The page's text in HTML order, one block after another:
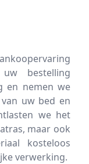
bestelling
en nemen we
uw bed en
we het
maar ook
kosteloos
verwerking.